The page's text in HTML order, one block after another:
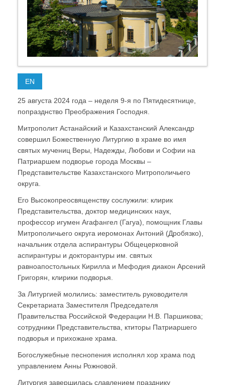
EN
25 августа 2024 года – неделя 9-я по Пятидесятнице,
попразднство Преображения Господня.
Митрополит Астанайский и Казахстанский Александр
совершил Божественную Литургию в храме во имя
святых мучениц Веры, Надежды, Любови и Софии на
Патриаршем подворье города Москвы –
Представительстве Казахстанского Митрополичьего
округа.
Его Высокопреосвященству сослужили: клирик
Представительства, доктор медицинских наук,
профессор игумен Агафангел (Гагуа), помощник Главы
Митрополичьего округа иеромонах Антоний (Дробязко),
начальник отдела аспирантуры Общецерковной
аспирантуры и докторантуры им. святых
равноапостольных Кирилла и Мефодия диакон Арсений
Григорян, клирики подворья.
За Литургией молились: заместитель руководителя
Секретариата Заместителя Председателя
Правительства Российской Федерации Н.В. Паршикова;
сотрудники Представительства, ктиторы Патриаршего
подворья и прихожане храма.
Богослужебные песнопения исполнял хор храма под
управлением Анны Рожновой.
Литургия завершилась славлением празднику